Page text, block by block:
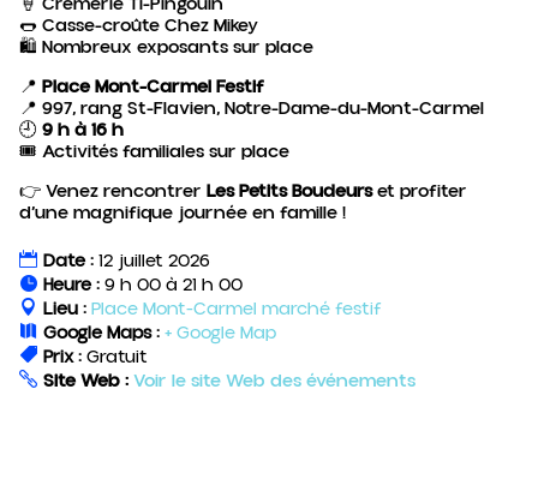
🌭 Casse-croûte Chez Mikey
🛍️ Nombreux exposants sur place
📍 Place Mont-Carmel Festif
📍 997, rang St-Flavien, Notre-Dame-du-Mont-Carmel
🕘 9 h à 16 h
🎟️ Activités familiales sur place
👉 Venez rencontrer Les Petits Boudeurset profiter
d’une magnifique journée en famille !
Date :12 juillet 2026
Heure :9 h 00 à 21 h 00
Lieu :Place Mont-Carmel marché festif
Google Maps :+ Google Map
Prix :Gratuit
Site Web :Voir le site Web des événements